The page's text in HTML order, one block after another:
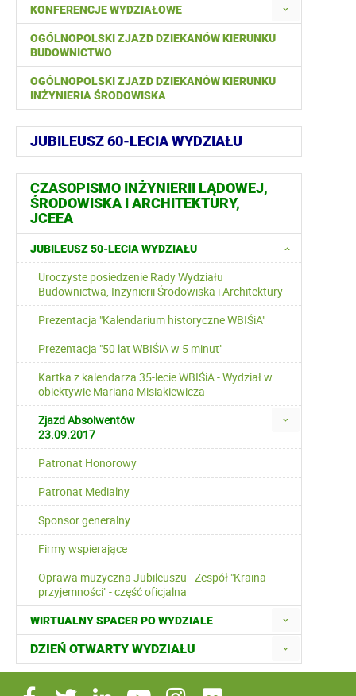
KONFERENCJE WYDZIAŁOWE
OGÓLNOPOLSKI ZJAZD DZIEKANÓW KIERUNKU
BUDOWNICTWO
OGÓLNOPOLSKI ZJAZD DZIEKANÓW KIERUNKU
INŻYNIERIA ŚRODOWISKA
JUBILEUSZ 60-LECIA WYDZIAŁU
CZASOPISMO INŻYNIERII LĄDOWEJ,
ŚRODOWISKA I ARCHITEKTURY,
JCEEA
JUBILEUSZ 50-LECIA WYDZIAŁU
Uroczyste posiedzenie Rady Wydziału
Budownictwa, Inżynierii Środowiska i Architektury
Prezentacja "Kalendarium historyczne WBIŚiA"
Prezentacja "50 lat WBIŚiA w 5 minut"
Kartka z kalendarza 35-lecie WBIŚiA - Wydział w
obiektywie Mariana Misiakiewicza
Zjazd Absolwentów
23.09.2017
Patronat Honorowy
Patronat Medialny
Sponsor generalny
Firmy wspierające
Oprawa muzyczna Jubileuszu - Zespół "Kraina
przyjemności" - część oficjalna
WIRTUALNY SPACER PO WYDZIALE
DZIEŃ OTWARTY WYDZIAŁU